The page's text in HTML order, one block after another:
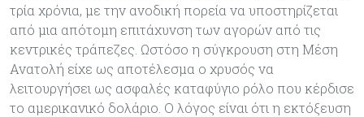
τρία χρόνια, με την ανοδική πορεία να υποστηρίζεται
από μια απότομη επιτάχυνση των αγορών από τις
κεντρικές τράπεζες. Ωστόσο η σύγκρουση στη Μέση
Ανατολή είχε ως αποτέλεσμα ο χρυσός να
λειτουργήσει ως ασφαλές καταφύγιο ρόλο που κέρδισε
το αμερικανικό δολάριο. Ο λόγος είναι ότι η εκτόξευση